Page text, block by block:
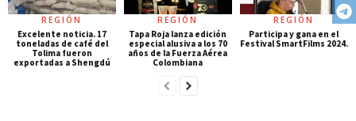
REGIÓN
Excelente noticia. 17
toneladas de café del
Tolima fueron
exportadas a Shengdú
REGIÓN
Tapa Roja lanza edición
especial alusiva a los 70
años de la Fuerza Aérea
Colombiana
REGIÓN
Participa y gana en el
Festival SmartFilms 2024.